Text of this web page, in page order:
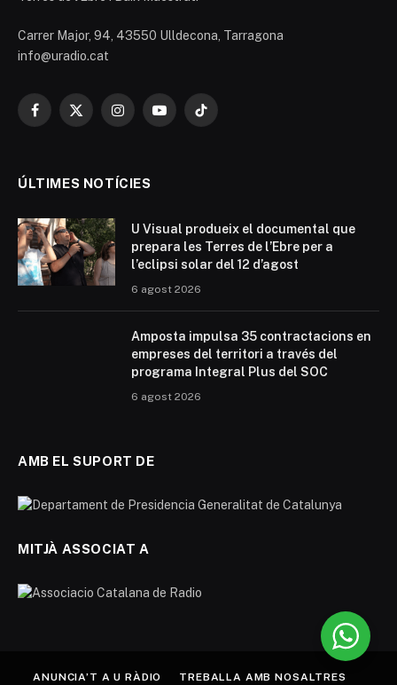
Carrer Major, 94, 43550 Ulldecona, Tarragona
info@uradio.cat
Facebook
X
InstagramYouTubeTikTok
ÚLTIMES NOTÍCIES
U Visual produeix el documental que
prepara les Terres de l’Ebre per a
l’eclipsi solar del 12 d’agost
6 agost 2026
Amposta impulsa 35 contractacions en
empreses del territori a través del
programa Integral Plus del SOC
6 agost 2026
AMB EL SUPORT DE
MITJÀ ASSOCIAT A
ANUNCIA’T A U RÀDIO TREBALLA AMB NOSALTRES